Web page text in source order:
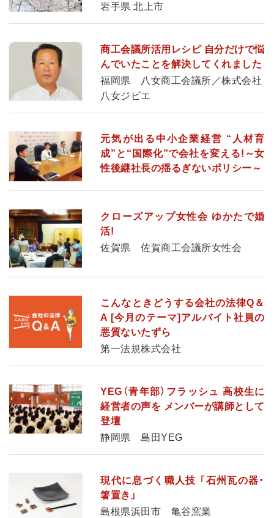
岩手県 北上市
商工会議所活用レシピ 自分だけで悩
んでいたことを解決してくれました
福岡県 八女商工会議所／株式会社
八女ジビエ
元気が出る中小企業経営 “人材育
成”と“国際化”で会社を変える!～女
性後継社長の揺るぎないポリシー～
クローズアップ女性会 ゆかたで婚
活!
佐賀県 佐賀商工会議所女性会
こんなときどうする会社の法律Q＆
A [今月のテーマ]アルバイト社員の
悪質ないたずら
第一法規株式会社
YEG（青年部）フラッシュ 高校生に
経営者の声を メンバーが講師として
登壇
静岡県 島田YEG
現代に息づく職人技 「石州瓦の器・
箸置き」
島根県浜田市 亀谷窯業